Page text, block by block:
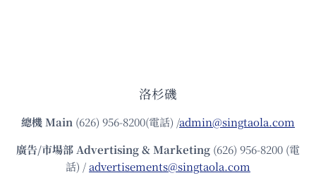
洛杉磯
總機Main (626) 956-8200(電話) /admin@singtaola.com
廣告/市場部Advertising & Marketing (626) 956-8200 (電
話) /advertisements@singtaola.com